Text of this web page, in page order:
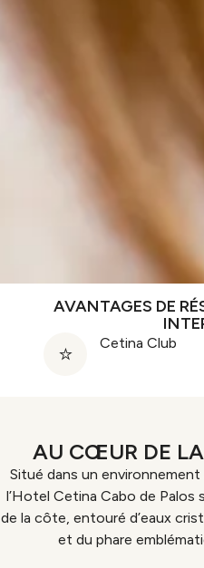
AVANTAGES DE
Cetina Club
AU CŒUR DE
Situé dans un
l’Hotel Cetina Cabo de Palos
de la côte, entouré d’eaux
et du phare